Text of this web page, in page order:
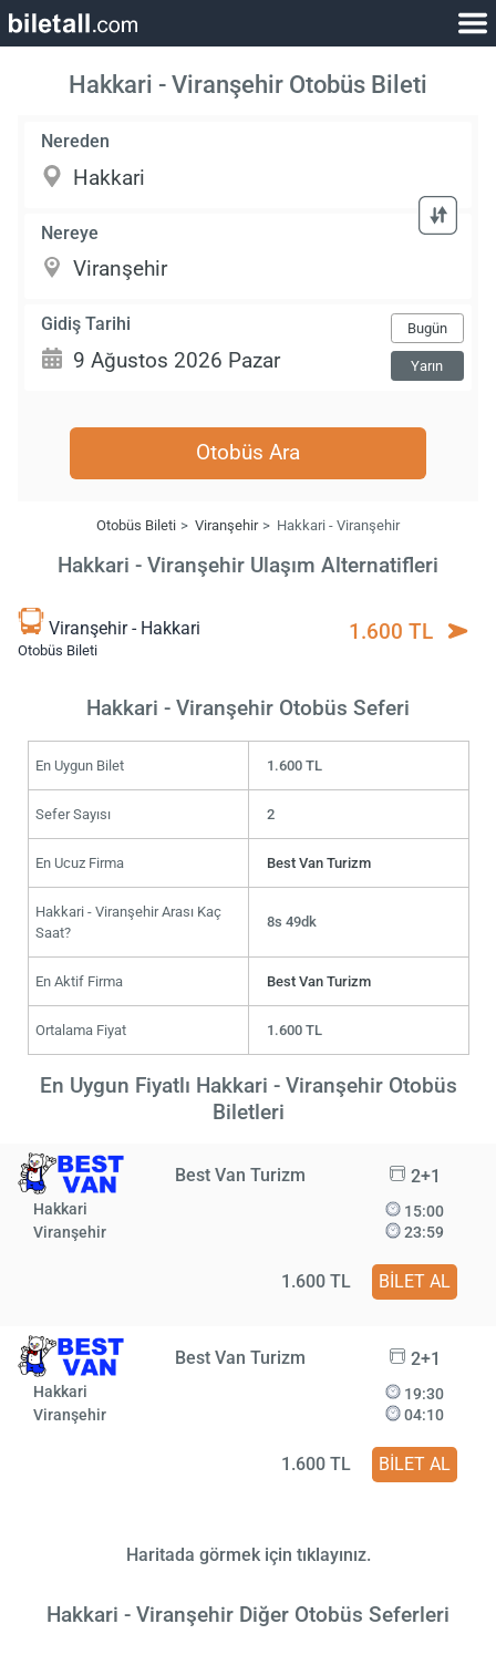
Hakkari - Viranşehir Otobüs Bileti
Nereden
Nereye
Gidiş Tarihi Bugün
Yarın
Otobüs Ara
Otobüs Bileti Viranşehir Hakkari - Viranşehir
Hakkari - Viranşehir Ulaşım Alternatifleri
Viranşehir - Hakkari
Otobüs Bileti
1.600 TL
Hakkari - Viranşehir Otobüs Seferi
En Uygun Bilet 1.600 TL
Sefer Sayısı 2
En Ucuz Firma Best Van Turizm
Hakkari - Viranşehir Arası Kaç
Saat?
8s 49dk
En Aktif Firma Best Van Turizm
Ortalama Fiyat 1.600 TL
En Uygun Fiyatlı Hakkari - Viranşehir Otobüs
Biletleri
Best Van Turizm 2+1
Hakkari
Viranşehir
15:00
23:59
1.600 TL BİLET AL
Best Van Turizm 2+1
Hakkari
Viranşehir
19:30
04:10
1.600 TL BİLET AL
Haritada görmek için tıklayınız.
Hakkari - Viranşehir Diğer Otobüs Seferleri